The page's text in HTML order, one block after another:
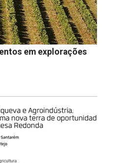
em explorações